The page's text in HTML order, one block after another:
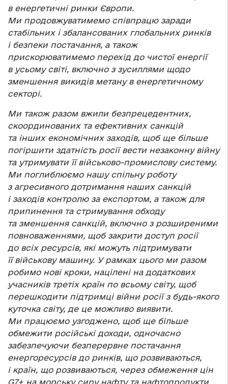
в енергетичні ринки Європи.
Ми продовжуватимемо співпрацю заради
стабільних і збалансованих глобальних ринків
і безпеки постачання, а також
прискорюватимемо перехід до чистої енергії
в усьому світі, включно з зусиллями щодо
зменшення викидів метану в енергетичному
секторі.
Ми також разом вжили безпрецедентних,
скоординованих та ефективних санкцій
та інших економічних заходів, щоб ще більше
погіршити здатність росії вести незаконну війну
та утримувати її військово-промислову систему.
Ми поглиблюємо нашу спільну роботу
з агресивного дотримання наших санкцій
і заходів контролю за експортом, а також для
припинення та стримування обходу
та зменшення санкцій, включно з розширеними
повноваженнями, щоб закрити доступ росії
до всіх ресурсів, які можуть підтримувати
її військову машину. У рамках цього ми разом
робимо нові кроки, націлені на додаткових
учасників третіх країн по всьому світу, щоб
перешкодити підтримці війни росії з будь-якого
куточка світу, де це можливо виявити.
Ми працюємо узгоджено, щоб ще більше
обмежити російські доходи, одночасно
забезпечуючи безперервне постачання
енергоресурсів до ринків, що розвиваються,
і країн, що розвиваються, через обмеження цін
G7+ на морську сиру нафту та нафтопродукти